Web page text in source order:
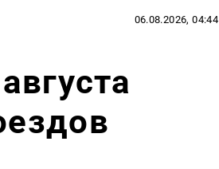
06.08.2026, 04:44